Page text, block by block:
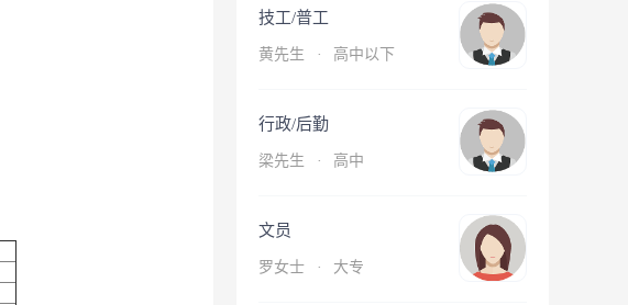
技工/普工
黄先生 · 高中以下
行政/后勤
梁先生 · 高中
文员
罗女士 · 大专